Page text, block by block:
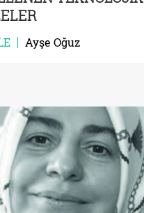
Ayşe Oğuz